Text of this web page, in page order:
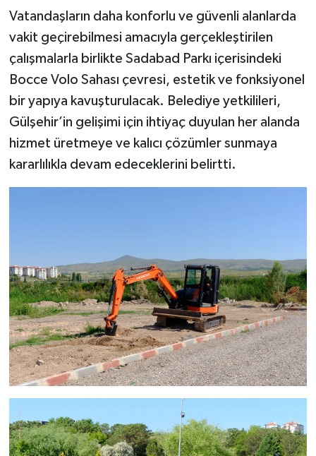
‎Vatandaşların daha konforlu ve güvenli alanlarda
vakit geçirebilmesi amacıyla gerçekleştirilen
çalışmalarla birlikte Sadabad Parkı içerisindeki
Bocce Volo Sahası çevresi, estetik ve fonksiyonel
bir yapıya kavuşturulacak. Belediye yetkilileri,
Gülşehir’in gelişimi için ihtiyaç duyulan her alanda
hizmet üretmeye ve kalıcı çözümler sunmaya
kararlılıkla devam edeceklerini belirtti.